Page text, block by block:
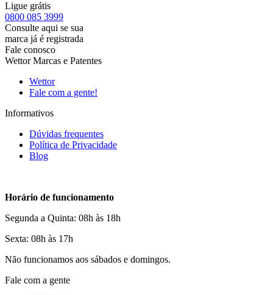
Ligue grátis
0800 085 3999
Consulte aqui se sua
marca já é registrada
Fale conosco
Wettor Marcas e Patentes
Wettor
Fale com a gente!
Informativos
Dúvidas frequentes
Política de Privacidade
Blog
Horário de funcionamento
Segunda a Quinta: 08h às 18h
Sexta: 08h às 17h
Não funcionamos aos sábados e domingos.
Fale com a gente